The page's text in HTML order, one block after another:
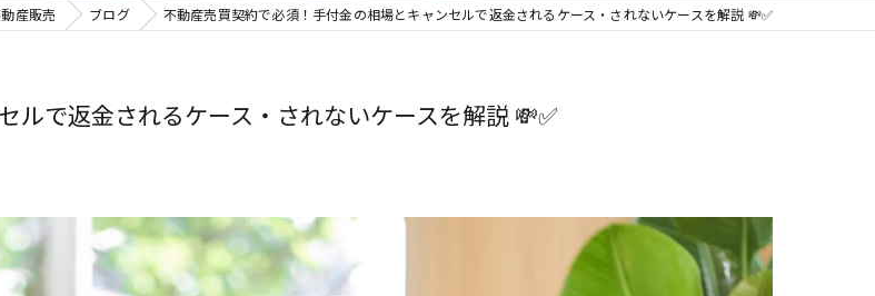
産販売 ブログ 不動産売買契約で必須！手付金の相場とキャンセルで返金されるケース・されないケースを解説 💸✅
で返金されるケース・されないケースを解説 💸✅